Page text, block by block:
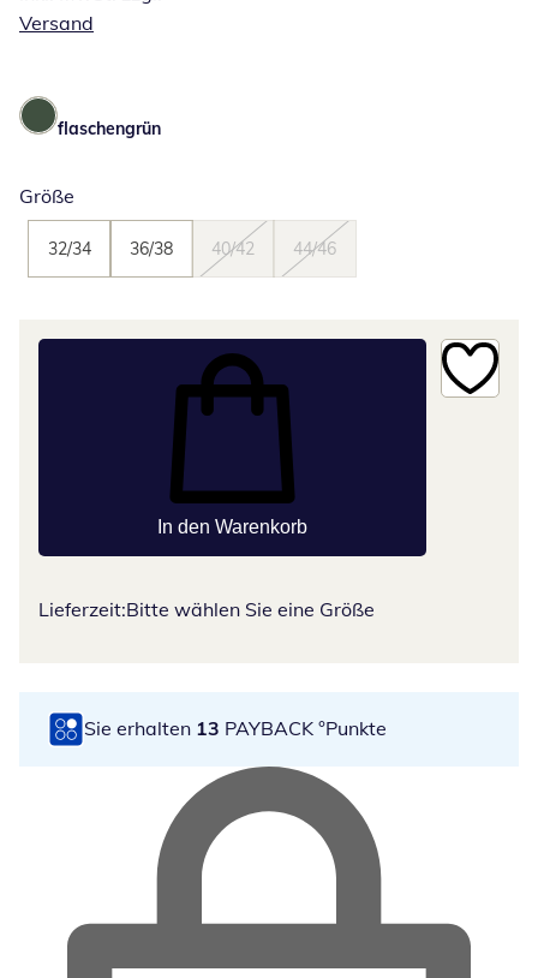
Versand
flaschengrün
Größe
32/34 36/38 40/42 44/46
In den Warenkorb
Lieferzeit:Bitte wählen Sie eine Größe
Sie erhalten 13 PAYBACK °Punkte